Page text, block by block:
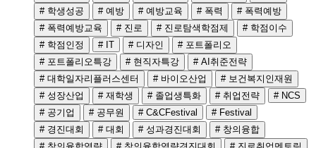
# 학생성공
# 예방 # 예방교육 # 폭력
# 폭력예방
# 폭력예방교육
# 진로 # 진로탐색학점제
# 학점이수
# 학점인정
# IT # 디자인
# 포트폴리오
# 포트폴리오특강
# 현직자특강
# AI취준전략
# 대학일자리플러스센터
# 바이오산업
# 보건복지인재원
# 성장산업
# 재학생 # 졸업생특화 # 취업전략
# NCS
# 공기업
# 공무원 # C&CFestival
# Festival
# 경진대회
# 대회 # 성과경진대회
# 창의융합
# 창의융합역량
# 창의융합역량경진대회
# 진로취업멘토링